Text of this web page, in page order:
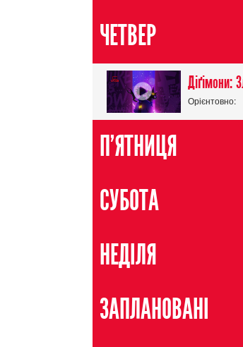
ЧЕТВЕР
Орієнтовно:
П'ЯТНИЦЯ
СУБОТА
НЕДІЛЯ
ЗАПЛАНОВАНІ